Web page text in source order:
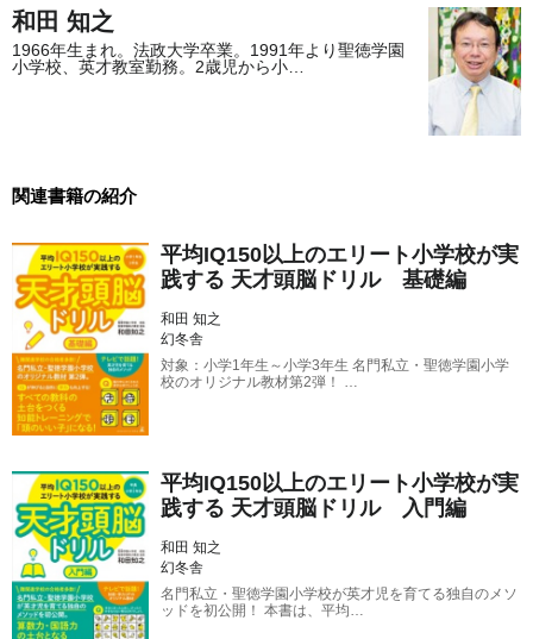
和田 知之
1966年生まれ。法政大学卒業。1991年より聖徳学園
小学校、英才教室勤務。2歳児から小…
関連書籍の紹介
平均IQ150以上のエリート小学校が実
践する 天才頭脳ドリル 基礎編
和田 知之
幻冬舎
対象：小学1年生～小学3年生 名門私立・聖徳学園小学
校のオリジナル教材第2弾！ …
平均IQ150以上のエリート小学校が実
践する 天才頭脳ドリル 入門編
和田 知之
幻冬舎
名門私立・聖徳学園小学校が英才児を育てる独自のメソ
ッドを初公開！ 本書は、平均…